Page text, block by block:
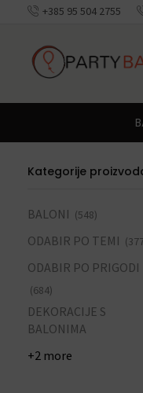
+385 95 504 2755
Kategorije
BALONI (548)
ODABIR PO TEMI
ODABIR PO PRIGODI
(684)
DEKORACIJE S
BALONIMA
+2 more